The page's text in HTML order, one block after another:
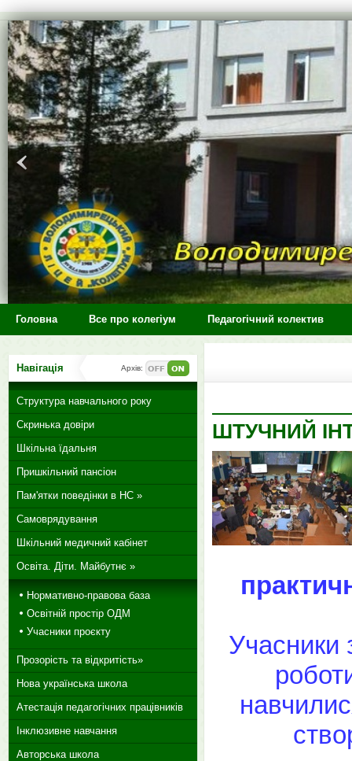
>
Головна Все про колегіум Педагогічний колектив
ШТУЧНИЙ
Учасники
Навігація Архів:
Структура навчального року
Скринька довіри
Шкільна їдальня
Пришкільний пансіон
Пам'ятки поведінки в НС »
Самоврядування
Шкільний медичний кабінет
Освіта. Діти. Майбутнє »
Нормативно-правова база
Освітній простір ОДМ
Учасники проєкту
Прозорість та відкритість»
Нова українська школа
Атестація педагогічних працівників
Інклюзивне навчання
Авторська школа